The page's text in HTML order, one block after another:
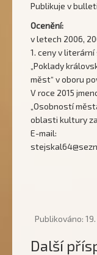
Publikuje v
Ocenění:
v letech 2006,
1. ceny v
„Poklady
měst“ v oboru
V roce 2015
„Osobností
oblasti kultury
E-mail:
Publikováno:
Další